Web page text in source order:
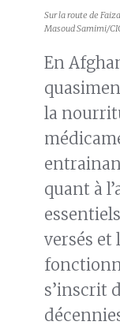
Sur la route de
Masoud Samimi/
En
la
quant à
versés et
s’inscrit